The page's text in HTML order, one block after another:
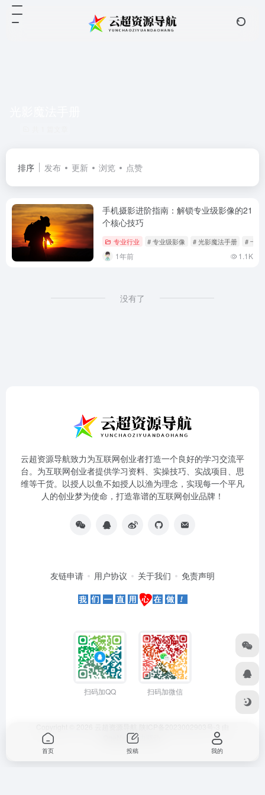
排序 发布 更新 浏览 点赞
手机摄影进阶指南：解锁专业级影像的21
个核心技巧
专业行业 # 专业级影像 # 光影魔法手册 # 十
1年前 1.1K
没有了
云超资源导航致力为互联网创业者打造一个良好的学习交流平
台。为互联网创业者提供学习资料、实操技巧、实战项目、思
维等干货。以授人以鱼不如授人以渔为理念，实现每一个平凡
人的创业梦为使命，打造靠谱的互联网创业品牌！
友链申请 用户协议 关于我们 免责声明
扫码加QQ 扫码加微信
OneNav强力驱动
首页 投稿 我的